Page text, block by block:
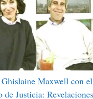
Maxwell con el
de Justicia: